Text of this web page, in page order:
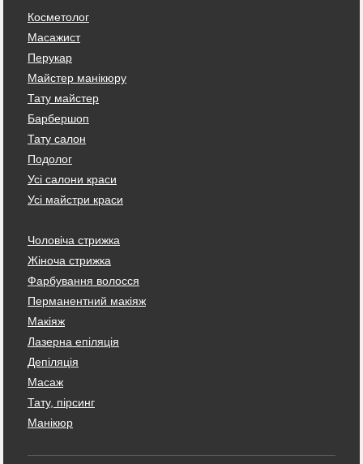
Косметолог
Масажист
Перукар
Майстер манікюру
Тату майстер
Барбершоп
Тату салон
Подолог
Усі салони краси
Усі майстри краси
Чоловіча стрижка
Жіноча стрижка
Фарбування волосся
Перманентний макіяж
Макіяж
Лазерна епіляція
Депіляція
Масаж
Тату, пірсинг
Манікюр